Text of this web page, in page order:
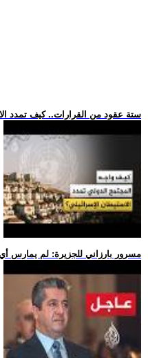
.. ستة عقود من القرارات.. كيف تمدد
.. مسرور بارزاني للجزيرة: لم يمارس